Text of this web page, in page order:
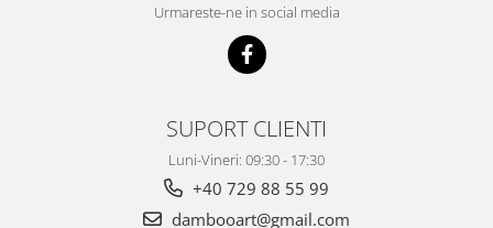
Urmareste-ne in social media
SUPORT CLIENTI
Luni-Vineri: 09:30 - 17:30
+40 729 88 55 99
dambooart@gmail.com